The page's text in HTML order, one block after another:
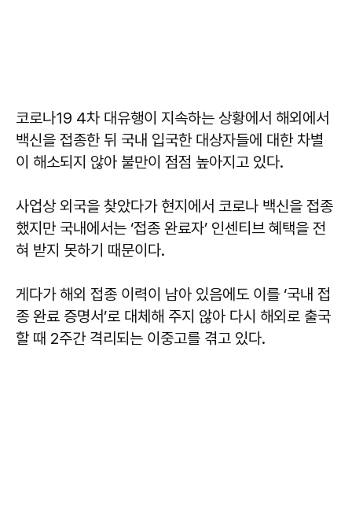
코로나19 4차 대유행이 지속하는 상황에서 해외에서
백신을 접종한 뒤 국내 입국한 대상자들에 대한 차별
이 해소되지 않아 불만이 점점 높아지고 있다.
사업상 외국을 찾았다가 현지에서 코로나 백신을 접종
했지만 국내에서는 ‘접종 완료자’ 인센티브 혜택을 전
혀 받지 못하기 때문이다.
게다가 해외 접종 이력이 남아 있음에도 이를 ‘국내 접
종 완료 증명서’로 대체해 주지 않아 다시 해외로 출국
할 때 2주간 격리되는 이중고를 겪고 있다.